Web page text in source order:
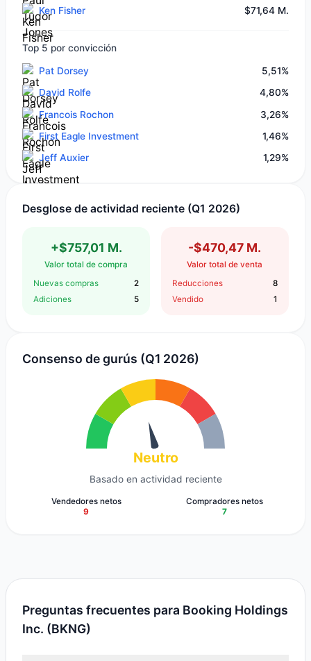
Ken Fisher
$71,64 M.
Top 5 por convicción
Pat Dorsey
5,51%
David Rolfe
4,80%
Francois Rochon
3,26%
First Eagle Investment
1,46%
Jeff Auxier
1,29%
Desglose de actividad reciente (Q1 2026)
+$757,01 M.
Valor total de compra
Nuevas compras
2
Adiciones
5
-$470,47 M.
Valor total de venta
Reducciones
8
Vendido
1
Consenso de gurús (Q1 2026)
Neutro
Basado en actividad reciente
Vendedores netos
9
Compradores netos
7
Preguntas frecuentes para Booking Holdings
Inc. (BKNG)